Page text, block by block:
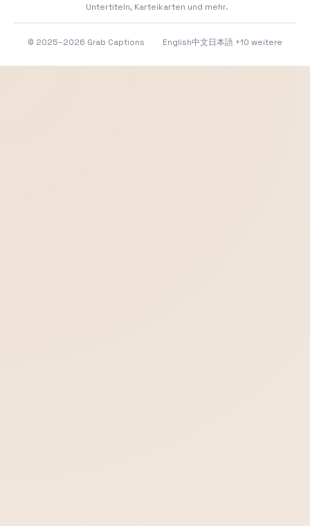
Untertiteln, Karteikarten und mehr.
© 2025–2026 Grab Captions English中文 日本語 +10 weitere